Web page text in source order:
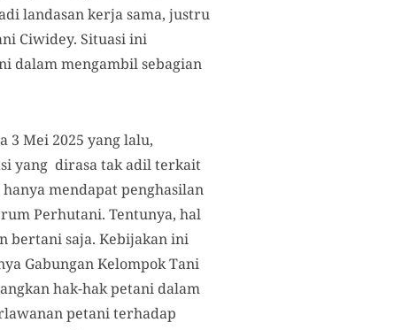
landasan kerja sama, justru
Ciwidey. Situasi ini
dalam mengambil sebagian
3 Mei 2025 yang lalu,
yang dirasa tak adil terkait
mendapat penghasilan
Perhutani. Tentunya, hal
bertani saja. Kebijakan ini
Gabungan Kelompok Tani
hak-hak petani dalam
petani terhadap